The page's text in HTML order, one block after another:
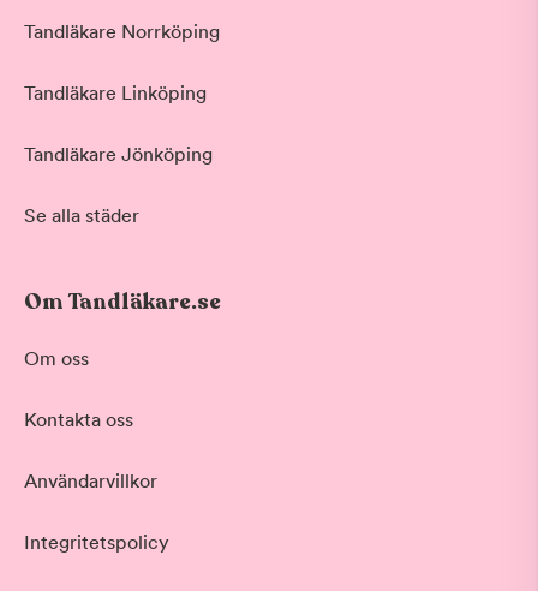
Tandläkare Norrköping
Tandläkare Linköping
Tandläkare Jönköping
Se alla städer
Om Tandläkare.se
Om oss
Kontakta oss
Användarvillkor
Integritetspolicy